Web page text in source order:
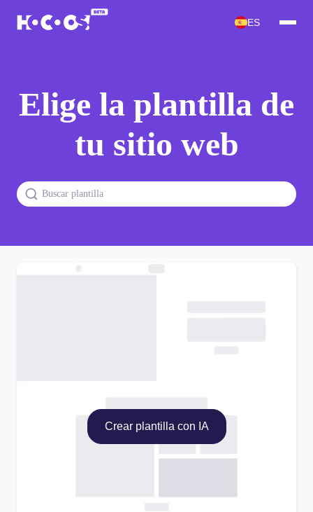
ES
Elige la plantilla de
tu sitio web
Crear plantilla con IA